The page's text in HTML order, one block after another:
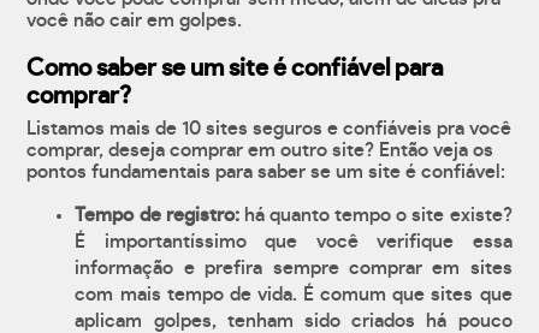
você não cair em golpes.
Como saber se um site é confiável para
comprar?
Listamos mais de 10 sites seguros e confiáveis pra você
comprar, deseja comprar em outro site? Então veja os
pontos fundamentais para saber se um site é confiável:
Tempo de registro:há quanto tempo o site existe?
É importantíssimo que você verifique essa
informação e prefira sempre comprar em sites
com mais tempo de vida. É comum que sites que
aplicam golpes, tenham sido criados há pouco